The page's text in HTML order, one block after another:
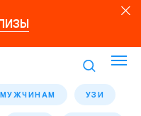
МУЖЧИНАМ УЗИ